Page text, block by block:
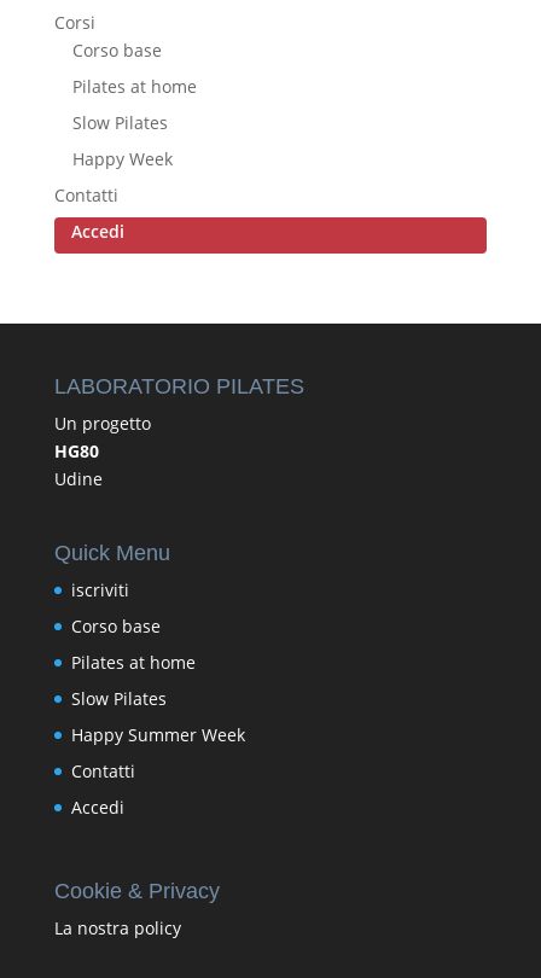
Corsi
Corso base
Pilates at home
Slow Pilates
Happy Week
Contatti
Accedi
LABORATORIO PILATES
Un progetto
HG80
Udine
Quick Menu
iscriviti
Corso base
Pilates at home
Slow Pilates
Happy Summer Week
Contatti
Accedi
Cookie & Privacy
La nostra policy